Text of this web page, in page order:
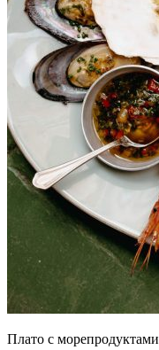
Плато с морепродуктами